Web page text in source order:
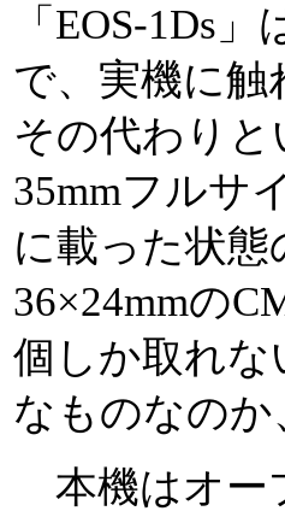
「EOS-1Ds
で、実機に
その代わり
35mmフルサ
に載った状
36×24mmの
個しか取れな
なものなの
本機はオー